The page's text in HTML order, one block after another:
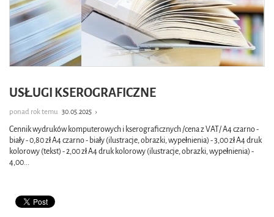
USŁUGI KSEROGRAFICZNE
ponad rok temu 30.05.2025 ›
Cennik wydruków komputerowych i kserograficznych /cena z VAT/ A4 czarno -
biały - 0,80 zł A4 czarno - biały (ilustracje, obrazki, wypełnienia) - 3,00 zł A4 druk
kolorowy (tekst) - 2,00 zł A4 druk kolorowy (ilustracje, obrazki, wypełnienia) -
4,00...